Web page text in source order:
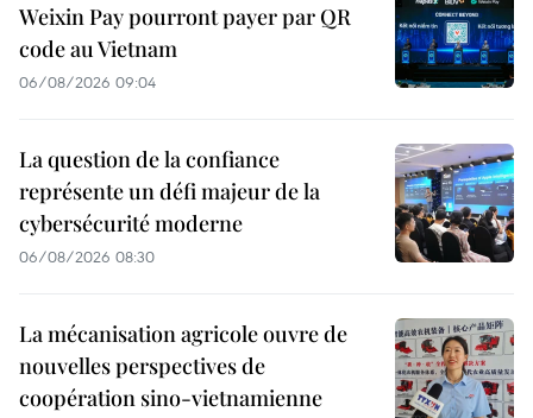
Weixin Pay pourront payer par QR
code au Vietnam
06/08/2026 09:04
La question de la confiance
représente un défi majeur de la
cybersécurité moderne
06/08/2026 08:30
La mécanisation agricole ouvre de
nouvelles perspectives de
coopération sino-vietnamienne